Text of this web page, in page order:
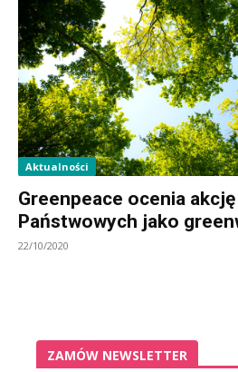
Aktualności
Greenpeace ocenia
Państwowych jako
22/10/2020
ZAMÓW NEWSLETTER